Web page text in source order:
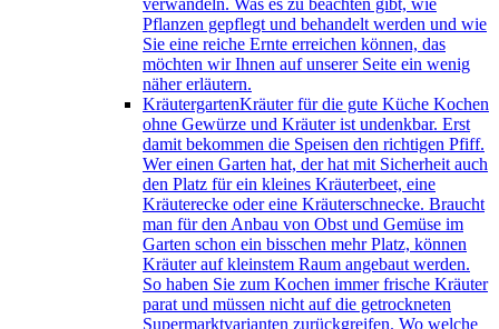
verwandeln. Was es zu beachten gibt, wie
Pflanzen gepflegt und behandelt werden und wie
Sie eine reiche Ernte erreichen können, das
möchten wir Ihnen auf unserer Seite ein wenig
näher erläutern.
KräutergartenKräuter für die gute Küche Kochen
ohne Gewürze und Kräuter ist undenkbar. Erst
damit bekommen die Speisen den richtigen Pfiff.
Wer einen Garten hat, der hat mit Sicherheit auch
den Platz für ein kleines Kräuterbeet, eine
Kräuterecke oder eine Kräuterschnecke. Braucht
man für den Anbau von Obst und Gemüse im
Garten schon ein bisschen mehr Platz, können
Kräuter auf kleinstem Raum angebaut werden.
So haben Sie zum Kochen immer frische Kräuter
parat und müssen nicht auf die getrockneten
Supermarktvarianten zurückgreifen. Wo welche